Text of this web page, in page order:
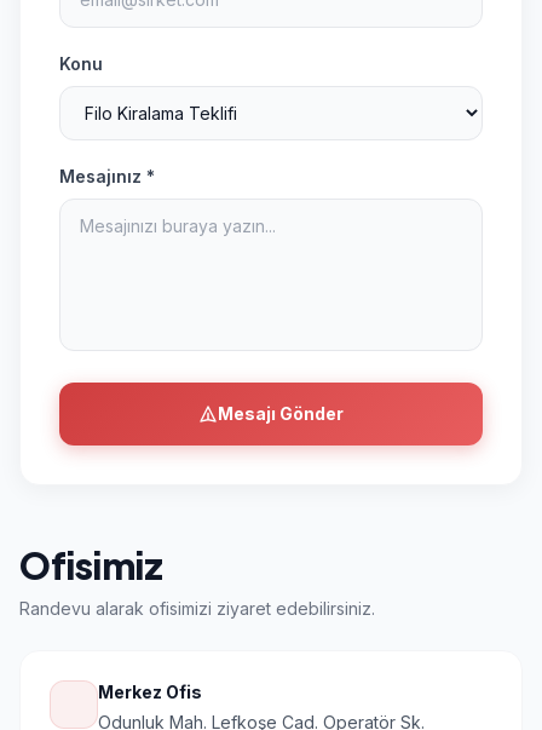
Konu
Mesajınız *
Mesajı Gönder
Ofisimiz
Randevu alarak ofisimizi ziyaret edebilirsiniz.
Merkez Ofis
Odunluk Mah. Lefkoşe Cad. Operatör Sk.